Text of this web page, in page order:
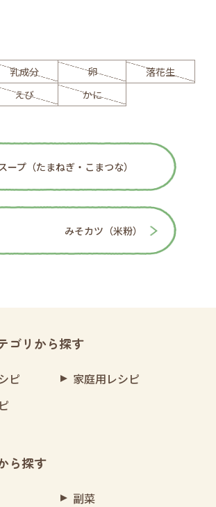
乳成分 卵
落花生
えび かに
ープ（たまねぎ・こまつな）
みそカツ（米粉）
ゴリから探す
ピ
家庭用レシピ
ら探す
副菜